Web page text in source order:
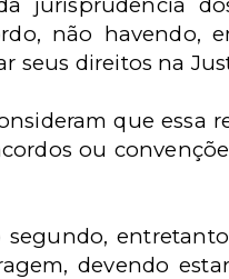
não havendo,
seus direitos na
que essa
ou
devendo